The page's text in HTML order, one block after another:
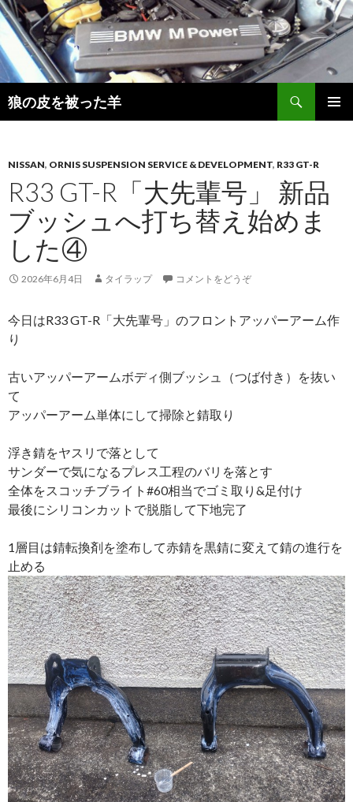
狼の皮を被った羊
検
索
ン
ツ
へ
移
動
NISSAN, ORNIS SUSPENSION SERVICE & DEVELOPMENT, R33 GT-R
R33 GT-R「大先輩号」 新品
ブッシュへ打ち替え始めま
した④
2026年6月4日 タイラップ コメントをどうぞ
今日はR33 GT-R「大先輩号」のフロントアッパーアーム作
り
古いアッパーアームボディ側ブッシュ（つば付き）を抜い
て
アッパーアーム単体にして掃除と錆取り
浮き錆をヤスリで落として
サンダーで気になるプレス工程のバリを落とす
全体をスコッチブライト#60相当でゴミ取り&足付け
最後にシリコンカットで脱脂して下地完了
1層目は錆転換剤を塗布して赤錆を黒錆に変えて錆の進行を
止める